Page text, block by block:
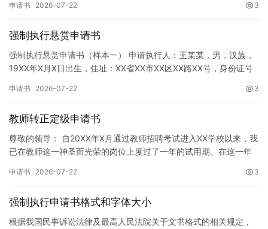
申请书 2026-07-22 3
强制执行悬赏申请书
强制执行悬赏申请书（样本一） 申请执行人：王某某，男，汉族，
19XX年X月X日出生，住址：XX省XX市XX区XX路XX号，身份证号
申请书 2026-07-22 3
教师转正定级申请书
尊敬的领导： 自20XX年X月通过教师招聘考试进入XX学校以来，我
已在教师这一神圣而光荣的岗位上度过了一年的试用期。在这一年
申请书 2026-07-22 3
强制执行申请书格式和字体大小
根据我国民事诉讼法律及最高人民法院关于文书格式的相关规定，